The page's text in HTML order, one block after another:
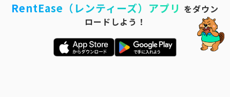
RentEase（レンティーズ）アプリ をダウン
ロードしよう！